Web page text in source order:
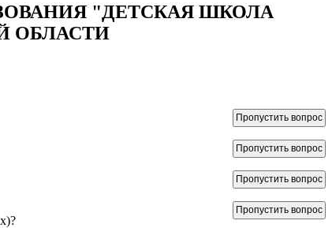
"ДЕТСКАЯ ШКОЛА
ОБЛАСТИ
Пропустить вопрос
Пропустить вопрос
Пропустить вопрос
Пропустить вопрос